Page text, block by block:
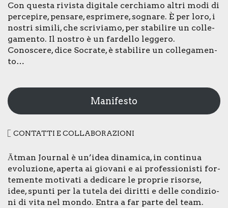
Con que­sta rivi­sta digi­ta­le cer­chia­mo altri modi di
per­ce­pi­re, pen­sa­re, espri­me­re, sogna­re. È per loro, i
nostri simi­li, che scri­via­mo, per sta­bi­li­re un col­le­
ga­men­to. Il nostro è un far­del­lo leg­ge­ro.
Cono­sce­re, dice Socra­te, è sta­bi­li­re un col­le­ga­men­
to…
Manifesto
CON­TAT­TI E COL­LA­BO­RA­ZIO­NI
Ātman Jour­nal è un’idea dina­mi­ca, in con­ti­nua
evo­lu­zio­ne, aper­ta ai gio­va­ni e ai pro­fes­sio­ni­sti for­
te­men­te moti­va­ti a dedi­ca­re le pro­prie risor­se,
idee, spun­ti per la tute­la dei dirit­ti e del­le con­di­zio­
ni di vita nel mon­do. Entra a far par­te del team.